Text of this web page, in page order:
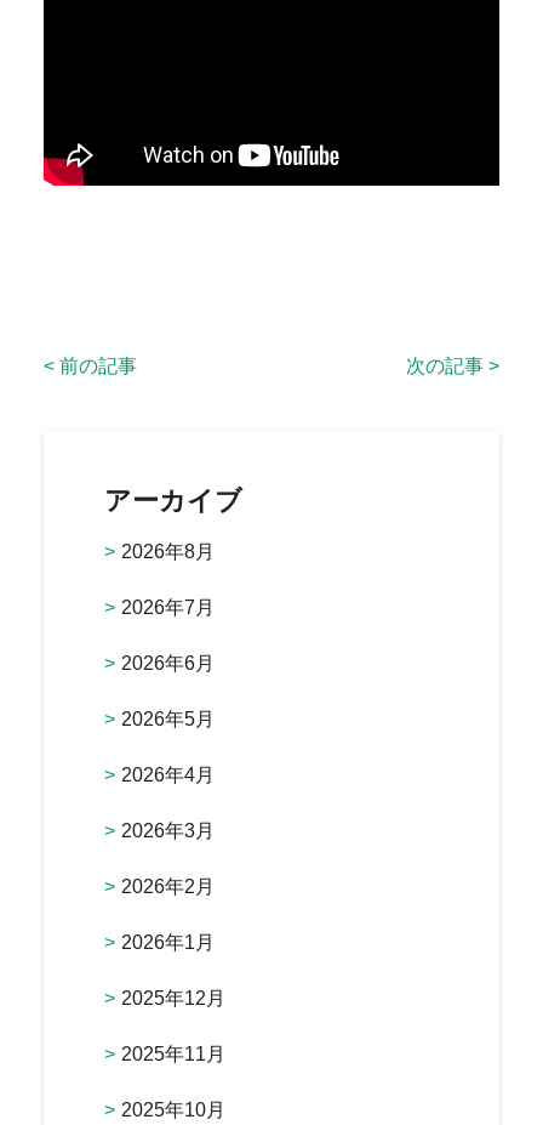
< 前の記事 次の記事 >
アーカイブ
2026年8月
2026年7月
2026年6月
2026年5月
2026年4月
2026年3月
2026年2月
2026年1月
2025年12月
2025年11月
2025年10月